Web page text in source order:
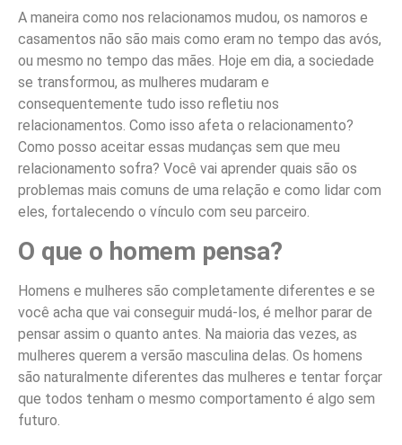
A maneira como nos relacionamos mudou, os namoros e
casamentos não são mais como eram no tempo das avós,
ou mesmo no tempo das mães. Hoje em dia, a sociedade
se transformou, as mulheres mudaram e
consequentemente tudo isso reﬂetiu nos
relacionamentos. Como isso afeta o relacionamento?
Como posso aceitar essas mudanças sem que meu
relacionamento sofra? Você vai aprender quais são os
problemas mais comuns de uma relação e como lidar com
eles, fortalecendo o vínculo com seu parceiro.
O que o homem pensa?
Homens e mulheres são completamente diferentes e se
você acha que vai conseguir mudá-los, é melhor parar de
pensar assim o quanto antes. Na maioria das vezes, as
mulheres querem a versão masculina delas. Os homens
são naturalmente diferentes das mulheres e tentar forçar
que todos tenham o mesmo comportamento é algo sem
futuro.